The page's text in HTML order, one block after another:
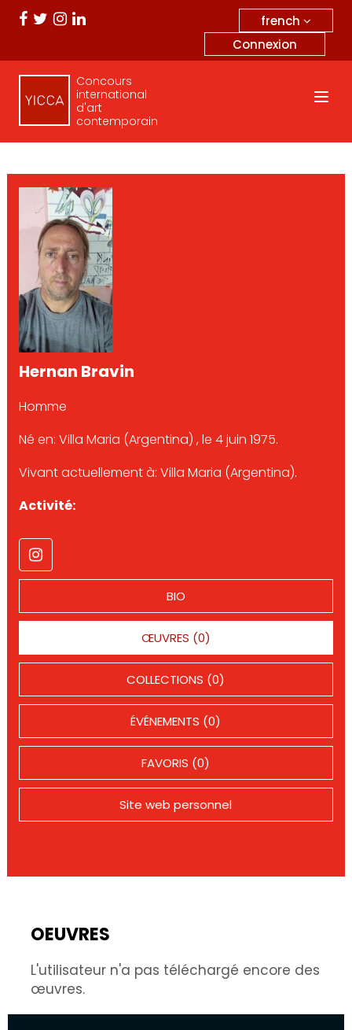
french
Connexion
Concours
international
d'art
contemporain
Hernan Bravin
Homme
Né en: Villa Maria (Argentina) , le 4 juin 1975.
Vivant actuellement à: Villa Maria (Argentina).
Activité:
BIO
ŒUVRES (0)
COLLECTIONS (0)
ÉVÉNEMENTS (0)
FAVORIS (0)
Site web personnel
OEUVRES
L'utilisateur n'a pas téléchargé encore des
œuvres.